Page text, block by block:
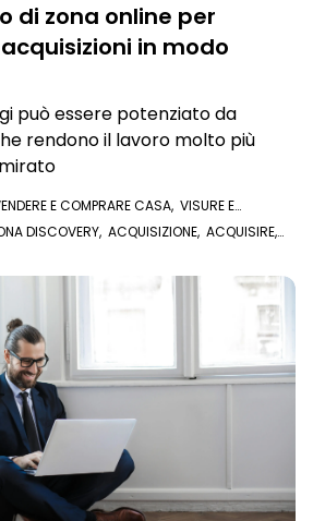
di zona online per
in modo
può essere potenziato da
rendono il lavoro molto più
E COMPRARE CASA, VISURE E
DISCOVERY, ACQUISIZIONE, ACQUISIRE,